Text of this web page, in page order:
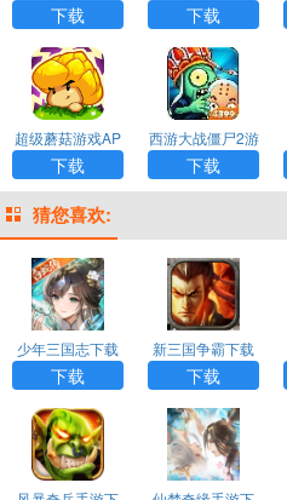
最新版app下载
下载
onflict）中文版下
载最新版v1.15.1
00安卓手机版
下载
超级蘑菇游戏AP
P下载
下载
西游大战僵尸2游
戏APP下载
下载
猜您喜欢:
少年三国志下载
下载
新三国争霸下载
下载